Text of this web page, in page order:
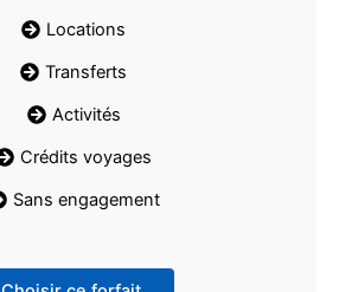
Locations
Transferts
Activités
Crédits voyages
Sans engagement